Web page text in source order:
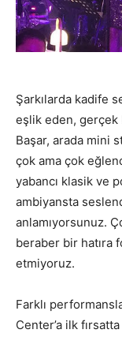
Şarkılarda kadife
eşlik eden,
Başar, arada mini
çok ama çok
yabancı klasik ve
ambiyansta
anlamıyorsunuz.
beraber bir hatıra
etmiyoruz.
Farklı
Center’a ilk